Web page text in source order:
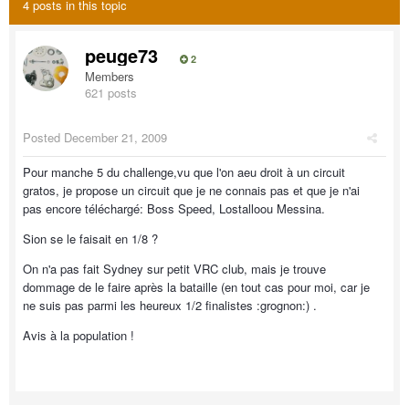
4 posts in this topic
peuge73 2
Members
621 posts
Posted December 21, 2009
Pour manche 5 du challenge,vu que l'on aeu droit à un circuit
gratos, je propose un circuit que je ne connais pas et que je n'ai
pas encore téléchargé: Boss Speed, Lostalloou Messina.
Sion se le faisait en 1/8 ?
On n'a pas fait Sydney sur petit VRC club, mais je trouve
dommage de le faire après la bataille (en tout cas pour moi, car je
ne suis pas parmi les heureux 1/2 finalistes :grognon:) .
Avis à la population !